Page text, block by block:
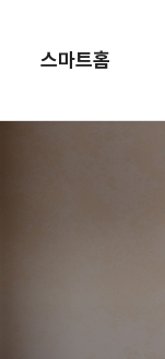
스마트홈